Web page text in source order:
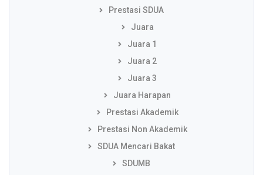
Prestasi SDUA
Juara
Juara 1
Juara 2
Juara 3
Juara Harapan
Prestasi Akademik
Prestasi Non Akademik
SDUA Mencari Bakat
SDUMB